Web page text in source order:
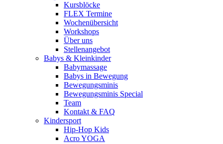
Kursblöcke
FLEX Termine
Wochenübersicht
Workshops
Über uns
Stellenangebot
Babys & Kleinkinder
Babymassage
Babys in Bewegung
Bewegungsminis
Bewegungsminis Special
Team
Kontakt & FAQ
Kindersport
Hip-Hop Kids
Acro YOGA